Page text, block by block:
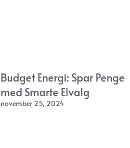
Budget Energi: Spar Penge
med Smarte Elvalg
november 25, 2024